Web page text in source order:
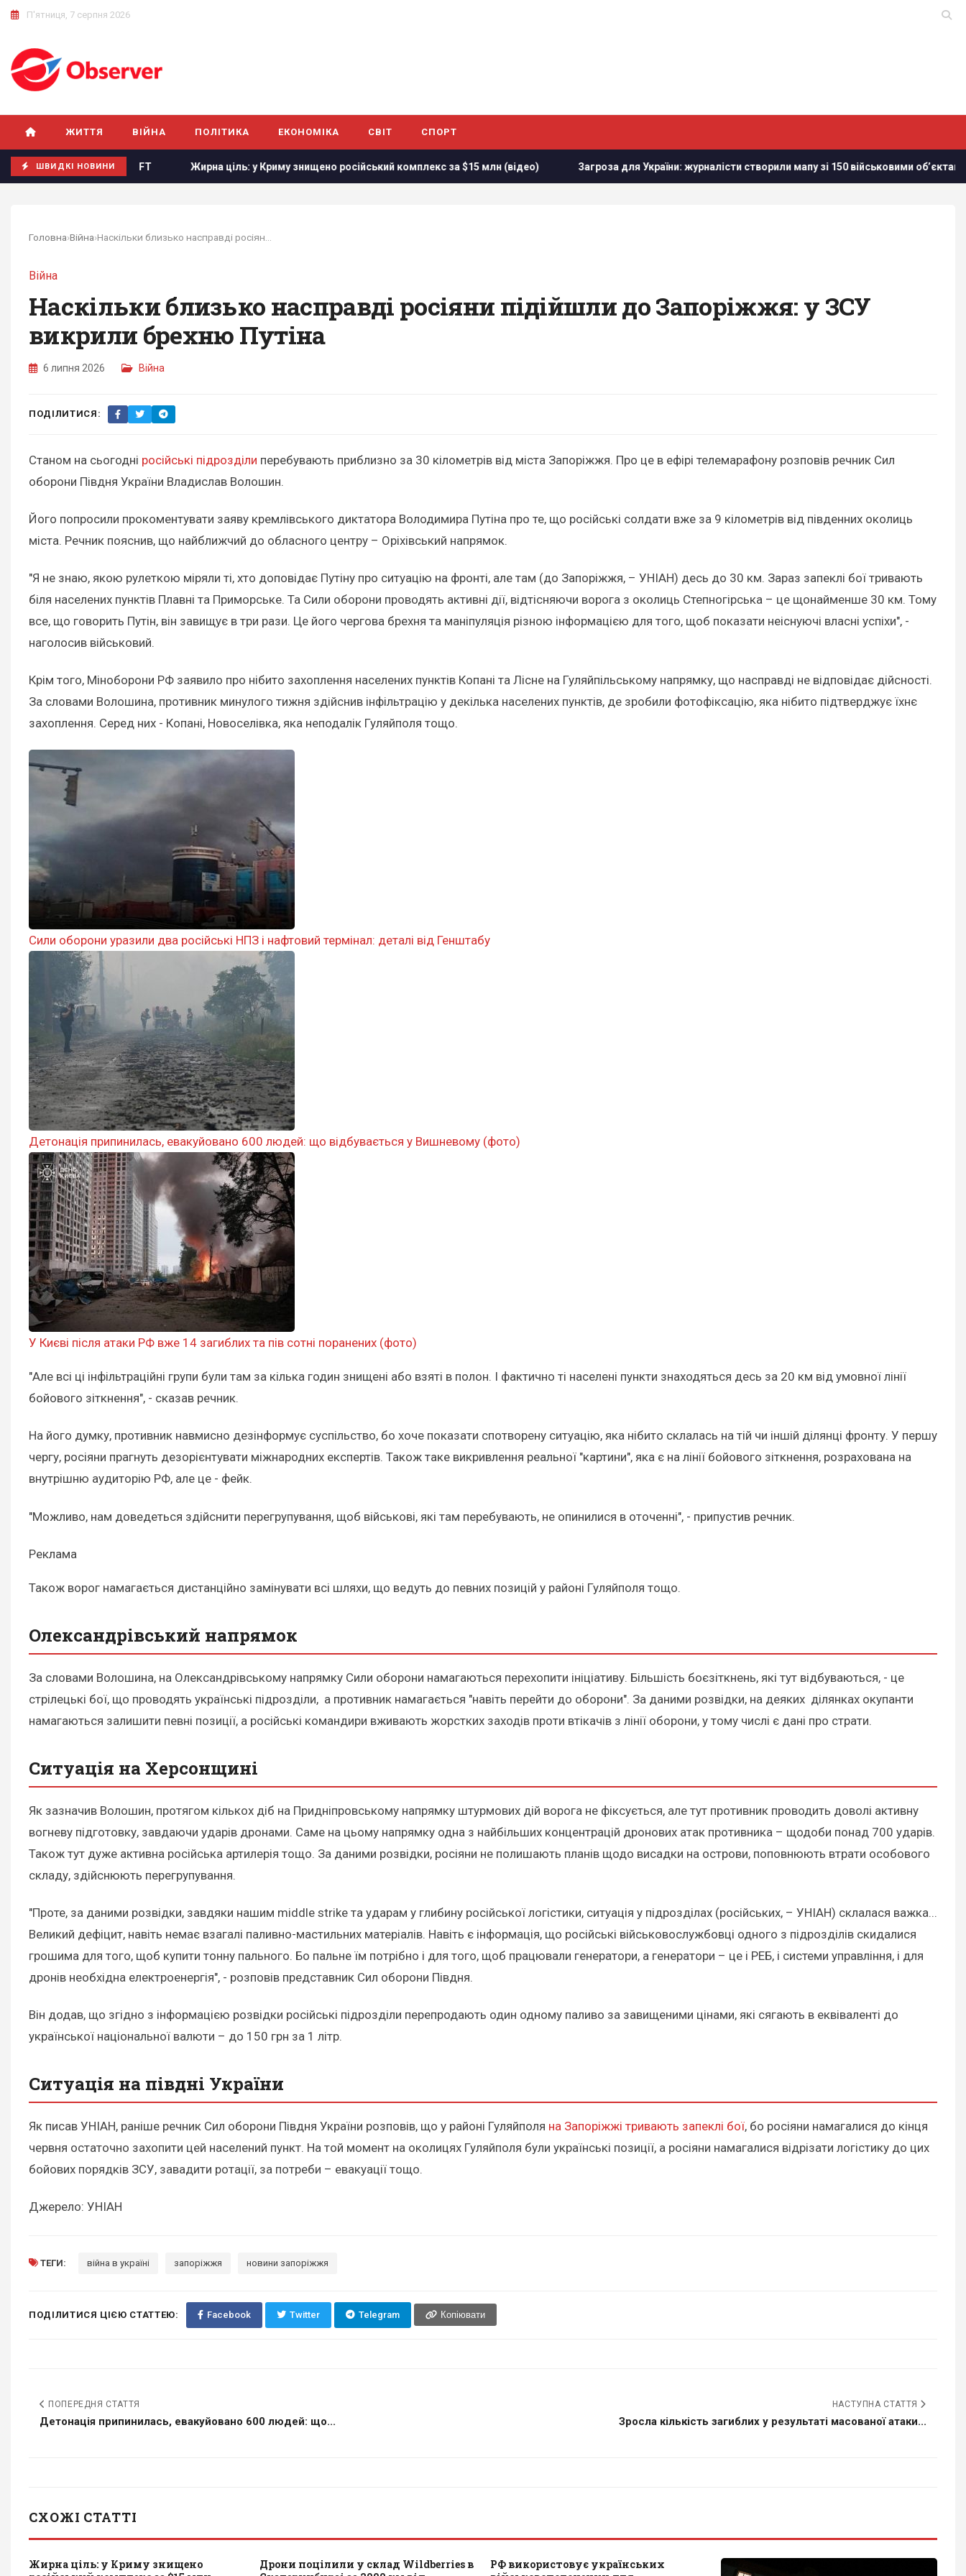
П'ятниця, 7 серпня 2026
ЖИТТЯ ВІЙНА ПОЛІТИКА ЕКОНОМІКА СВІТ СПОРТ
ШВИДКІ НОВИНИ
членів, - FT Жирна ціль: у Криму знищено російський комплекс за $15 млн (відео) Загроза для України: журналісти створили мапу зі 150 військовими обʼєктам в Білорусі
Головна›Війна›
Війна
Наскільки близько насправді росіяни підійшли до Запоріжжя: у ЗСУ
викрили брехню Путіна
6 липня 2026 Війна
ПОДІЛИТИСЯ:
Станом на сьогодні російські підрозділи перебувають приблизно за 30 кілометрів від міста Запоріжжя. Про це в ефірі телемарафону розповів речник Сил
оборони Півдня України Владислав Волошин.
Його попросили прокоментувати заяву кремлівського диктатора Володимира Путіна про те, що російські солдати вже за 9 кілометрів від південних околиць
міста. Речник пояснив, що найближчий до обласного центру – Оріхівський напрямок.
"Я не знаю, якою рулеткою міряли ті, хто доповідає Путіну про ситуацію на фронті, але там (до Запоріжжя, – УНІАН) десь до 30 км. Зараз запеклі бої тривають
біля населених пунктів Плавні та Приморське. Та Сили оборони проводять активні дії, відтісняючи ворога з околиць Степногірська – це щонайменше 30 км. Тому
все, що говорить Путін, він завищує в три рази. Це його чергова брехня та маніпуляція різною інформацією для того, щоб показати неіснуючі власні успіхи", -
наголосив військовий.
Крім того, Міноборони РФ заявило про нібито захоплення населених пунктів Копані та Лісне на Гуляйпільському напрямку, що насправді не відповідає дійсності.
За словами Волошина, противник минулого тижня здійснив інфільтрацію у декілька населених пунктів, де зробили фотофіксацію, яка нібито підтверджує їхнє
захоплення. Серед них - Копані, Новоселівка, яка неподалік Гуляйполя тощо.
Сили оборони уразили два російські НПЗ і нафтовий термінал: деталі від Генштабу
Детонація припинилась, евакуйовано 600 людей: що відбувається у Вишневому (фото)
У Києві після атаки РФ вже 14 загиблих та пів сотні поранених (фото)
"Але всі ці інфільтраційні групи були там за кілька годин знищені або взяті в полон. І фактично ті населені пункти знаходяться десь за 20 км від умовної лінії
бойового зіткнення", - сказав речник.
На його думку, противник навмисно дезінформує суспільство, бо хоче показати спотворену ситуацію, яка нібито склалась на тій чи іншій ділянці фронту. У першу
чергу, росіяни прагнуть дезорієнтувати міжнародних експертів. Також таке викривлення реальної "картини", яка є на лінії бойового зіткнення, розрахована на
внутрішню аудиторію РФ, але це - фейк.
"Можливо, нам доведеться здійснити перегрупування, щоб військові, які там перебувають, не опинилися в оточенні", - припустив речник.
Реклама
Також ворог намагається дистанційно замінувати всі шляхи, що ведуть до певних позицій у районі Гуляйполя тощо.
Олександрівський напрямок
За словами Волошина, на Олександрівському напрямку Сили оборони намагаються перехопити ініціативу. Більшість боєзіткнень, які тут відбуваються, - це
стрілецькі бої, що проводять українські підрозділи, а противник намагається "навіть перейти до оборони". За даними розвідки, на деяких ділянках окупанти
намагаються залишити певні позиції, а російські командири вживають жорстких заходів проти втікачів з лінії оборони, у тому числі є дані про страти.
Ситуація на Херсонщині
Як зазначив Волошин, протягом кількох діб на Придніпровському напрямку штурмових дій ворога не фіксується, але тут противник проводить доволі активну
вогневу підготовку, завдаючи ударів дронами. Саме на цьому напрямку одна з найбільших концентрацій дронових атак противника – щодоби понад 700 ударів.
Також тут дуже активна російська артилерія тощо. За даними розвідки, росіяни не полишають планів щодо висадки на острови, поповнюють втрати особового
складу, здійснюють перегрупування.
"Проте, за даними розвідки, завдяки нашим middle strike та ударам у глибину російської логістики, ситуація у підрозділах (російських, – УНІАН) склалася важка...
Великий дефіцит, навіть немає взагалі паливно-мастильних матеріалів. Навіть є інформація, що російські військовослужбовці одного з підрозділів скидалися
грошима для того, щоб купити тонну пального. Бо пальне їм потрібно і для того, щоб працювали генератори, а генератори – це і РЕБ, і системи управління, і для
дронів необхідна електроенергія", - розповів представник Сил оборони Півдня.
Він додав, що згідно з інформацією розвідки російські підрозділи перепродають один одному паливо за завищеними цінами, які сягають в еквіваленті до
української національної валюти – до 150 грн за 1 літр.
Ситуація на півдні України
Як писав УНІАН, раніше речник Сил оборони Півдня України розповів, що у районі Гуляйполя на Запоріжжі тривають запеклі бої, бо росіяни намагалися до кінця
червня остаточно захопити цей населений пункт. На той момент на околицях Гуляйполя були українські позиції, а росіяни намагалися відрізати логістику до цих
бойових порядків ЗСУ, завадити ротації, за потреби – евакуації тощо.
Джерело: УНІАН
ТЕГИ: війна в україні запоріжжя новини запоріжжя
ПОДІЛИТИСЯ ЦІЄЮ СТАТТЕЮ: Facebook Twitter Telegram Копіювати
ПОПЕРЕДНЯ СТАТТЯ
Детонація припинилась, евакуйовано 600 людей: що...
НАСТУПНА СТАТТЯ
Зросла кількість загиблих у результаті масованої атаки...
СХОЖІ СТАТТІ
Жирна ціль: у Криму знищено
Дрони поцілили у склад Wildberries в
РФ використовує українських